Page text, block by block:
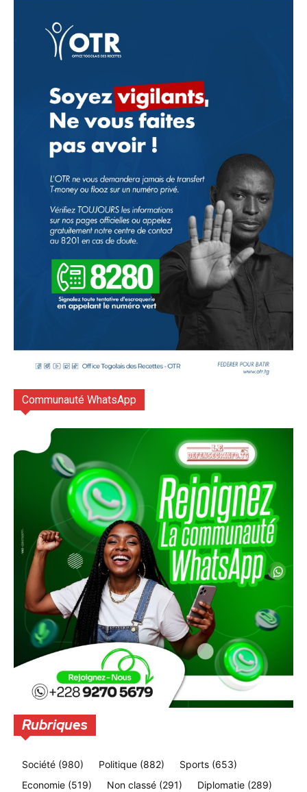
Communauté WhatsApp
Rubriques
Société (980) Politique (882) Sports (653)
Economie (519) Non classé (291) Diplomatie (289)